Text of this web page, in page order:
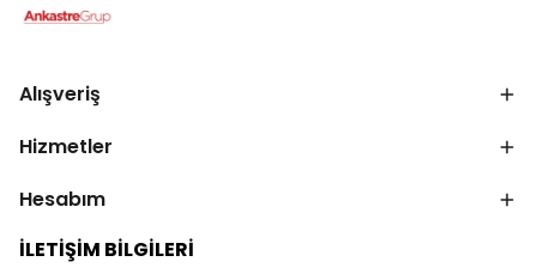
Alışveriş
Hizmetler
Hesabım
İLETİŞİM BİLGİLERİ